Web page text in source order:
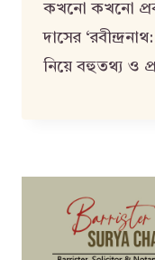
কখনো কখনো
দাসের
নিয়ে বহুতথ্য ও